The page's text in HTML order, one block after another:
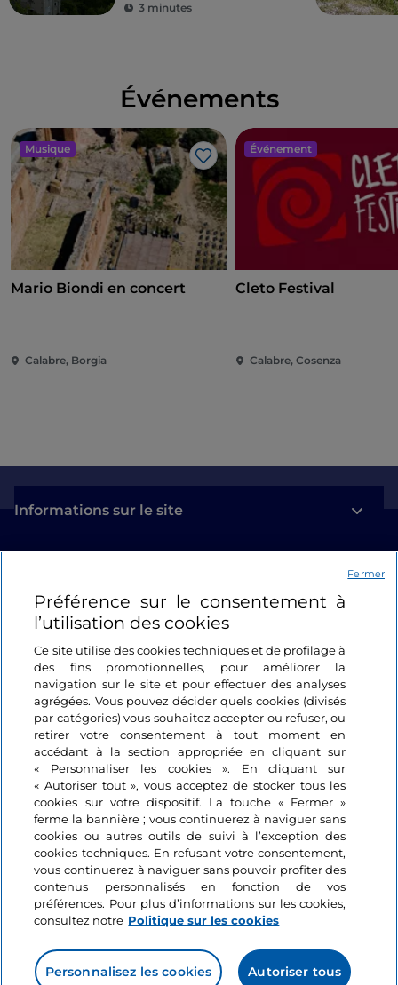
3 minutes
Événements
Musique
J’aime
Mario Biondi en concert
Calabre, Borgia
Événement
Cleto Festival
Calabre, Cosenza
Informations sur le site
Se connecter
Suivez-nous
Préférence sur le consentement à
l’utilisation des cookies
Ce site utilise des cookies techniques et de profilage à
des fins promotionnelles, pour améliorer la
navigation sur le site et pour effectuer des analyses
agrégées. Vous pouvez décider quels cookies (divisés
par catégories) vous souhaitez accepter ou refuser, ou
retirer votre consentement à tout moment en
accédant à la section appropriée en cliquant sur
« Personnaliser les cookies ». En cliquant sur
« Autoriser tout », vous acceptez de stocker tous les
cookies sur votre dispositif. La touche « Fermer »
ferme la bannière ; vous continuerez à naviguer sans
cookies ou autres outils de suivi à l’exception des
cookies techniques. En refusant votre consentement,
vous continuerez à naviguer sans pouvoir profiter des
contenus personnalisés en fonction de vos
préférences. Pour plus d’informations sur les cookies,
consultez notre Politique sur les cookies
Personnalisez les cookies Autoriser tous
Fermer